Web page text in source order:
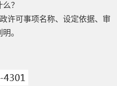
？
许可事项名称、设定依据、审
。